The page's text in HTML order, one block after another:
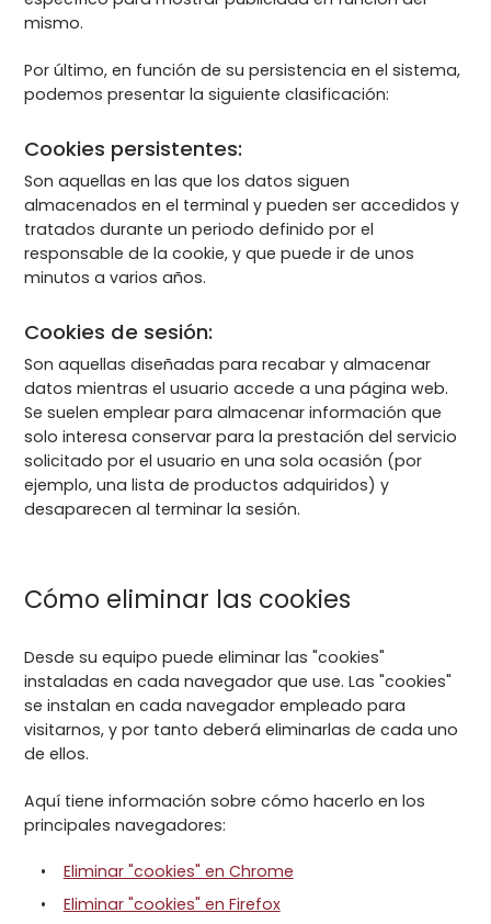
mismo.
Por último, en función de su persistencia en el sistema,
podemos presentar la siguiente clasificación:
Cookies persistentes:
Son aquellas en las que los datos siguen
almacenados en el terminal y pueden ser accedidos y
tratados durante un periodo definido por el
responsable de la cookie, y que puede ir de unos
minutos a varios años.
Cookies de sesión:
Son aquellas diseñadas para recabar y almacenar
datos mientras el usuario accede a una página web.
Se suelen emplear para almacenar información que
solo interesa conservar para la prestación del servicio
solicitado por el usuario en una sola ocasión (por
ejemplo, una lista de productos adquiridos) y
desaparecen al terminar la sesión.
Cómo eliminar las cookies
Desde su equipo puede eliminar las "cookies"
instaladas en cada navegador que use. Las "cookies"
se instalan en cada navegador empleado para
visitarnos, y por tanto deberá eliminarlas de cada uno
de ellos.
Aquí tiene información sobre cómo hacerlo en los
principales navegadores:
Eliminar "cookies" en Chrome
Eliminar "cookies" en Firefox